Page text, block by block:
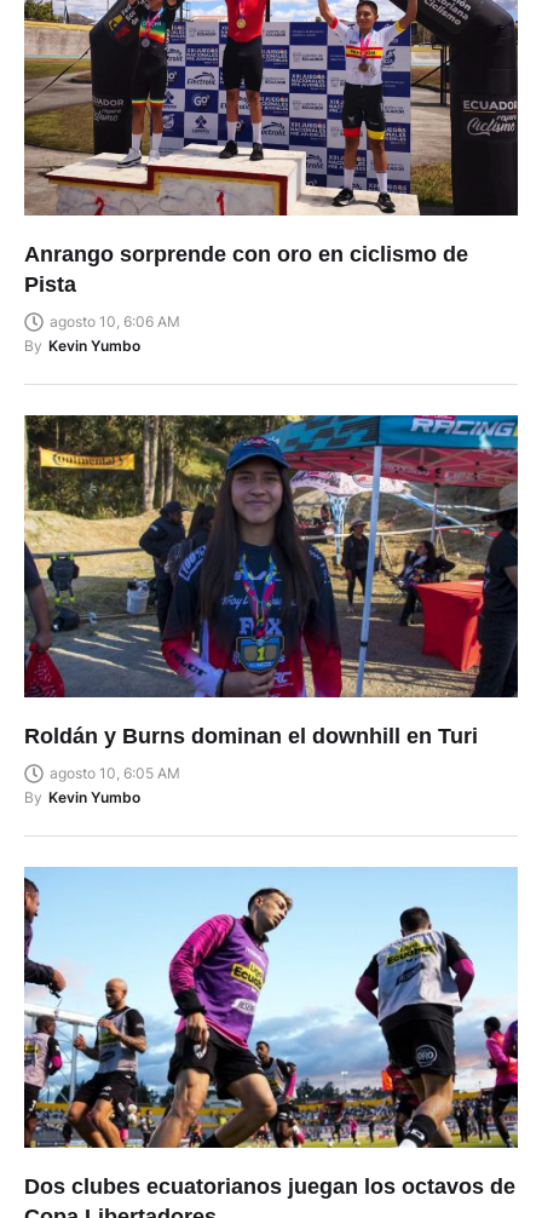
Anrango sorprende con oro en ciclismo de
Pista
agosto 10, 6:06 AM
By Kevin Yumbo
Roldán y Burns dominan el downhill en Turi
agosto 10, 6:05 AM
By Kevin Yumbo
Dos clubes ecuatorianos juegan los octavos de